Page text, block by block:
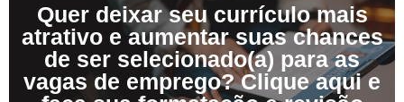
Quer deixar seu currículo mais
atrativo e aumentar suas chances
de ser selecionado(a) para as
vagas de emprego? Clique aqui e